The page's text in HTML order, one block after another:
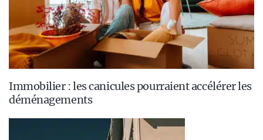
Immobilier : les canicules pourraient accélérer les
déménagements